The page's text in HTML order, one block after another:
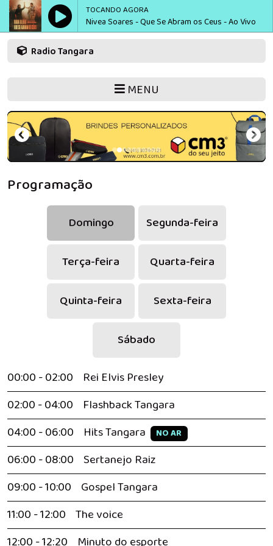
TOCANDO AGORA
Nivea Soares - Que Se Abram os Ceus - Ao Vivo
Radio Tangara
MENU
Programação
Domingo Segunda-feira
Terça-feira Quarta-feira
Quinta-feira Sexta-feira
Sábado
00:00 - 02:00
Rei Elvis Presley
02:00 - 04:00
Flashback Tangara
04:00 - 06:00
Hits Tangara NO AR
06:00 - 08:00 Sertanejo Raiz
09:00 - 10:00 Gospel Tangara
11:00 - 12:00 The voice